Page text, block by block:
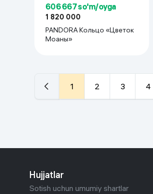
606 667 so'm/oyga
1 820 000
PANDORA Кольцо «Цветок
Моаны»
1 2 3 4
Hujjatlar
Sotish uchun umumiy shartlar